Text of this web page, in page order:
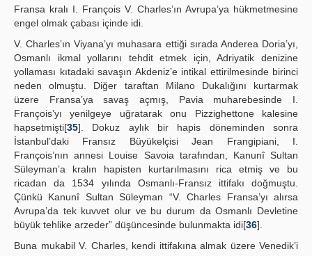
Fransa kralı I. François V. Charles’ın Avrupa’ya hükmetmesine
engel olmak çabası içinde idi.
V. Charles’ın Viyana’yı muhasara ettiği sırada Anderea Doria’yı,
Osmanlı ikmal yollarını tehdit etmek için, Adriyatik denizine
yollaması kıtadaki savaşın Akdeniz’e intikal ettirilmesinde birinci
neden olmuştu. Diğer taraftan Milano Dukalığını kurtarmak
üzere Fransa’ya savaş açmış, Pavia muharebesinde I.
François’yı yenilgeye uğratarak onu Pizzighettone kalesine
hapsetmişti[35]. Dokuz aylık bir hapis döneminden sonra
İstanbul’daki Fransız Büyükelçisi Jean Frangipiani, I.
François’nın annesi Louise Savoia tarafından, Kanunî Sultan
Süleyman’a kralın hapisten kurtarılmasını rica etmiş ve bu
ricadan da 1534 yılında Osmanlı-Fransız ittifakı doğmuştu.
Çünkü Kanunî Sultan Süleyman “V. Charles Fransa’yı alırsa
Avrupa’da tek kuvvet olur ve bu durum da Osmanlı Devletine
büyük tehlike arzeder” düşüncesinde bulunmakta idi[36].
Buna mukabil V. Charles, kendi ittifakına almak üzere Venedik’i